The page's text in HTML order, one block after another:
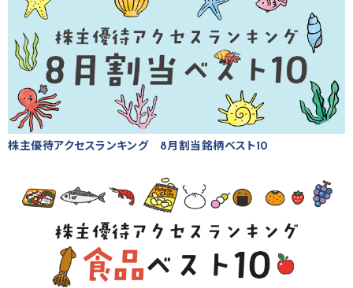
株主優待アクセスランキング 8月割当銘柄ベスト10